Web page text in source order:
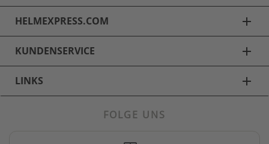
HELMEXPRESS.COM add
KUNDENSERVICE add
LINKS add
FOLGE UNS